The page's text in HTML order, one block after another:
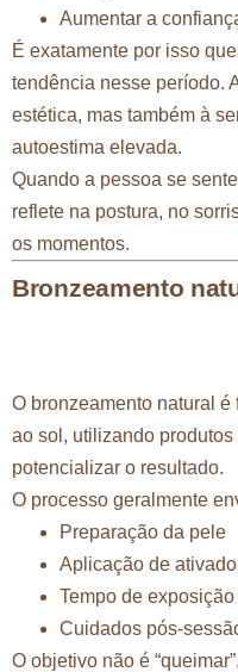
Aumentar a
É exatamente por isso
tendência nesse período.
estética, mas também à
autoestima elevada.
Quando a pessoa se
reflete na postura, no
os momentos.
Bronzeamento
O bronzeamento natural
ao sol, utilizando
potencializar o resultado.
O processo geralmente
Preparação da pele
Aplicação de
Tempo de
Cuidados pós-
O objetivo não é